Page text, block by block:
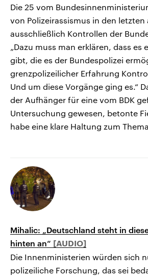
Die 25 vom
von Polizeirassismus in den letzten
ausschließlich Kontrollen der
„Dazu muss man erklären, dass es
gibt, die es der Bundespolizei
grenzpolizeilicher Erfahrung
Und um diese Vorgänge ging es.“
der Aufhänger für eine vom BDK
Untersuchung gewesen, betonte
habe eine klare Haltung zum
Mihalic: „Deutschland steht in
hinten an“
Die Innenministerien würden sich
polizeiliche Forschung, das sei